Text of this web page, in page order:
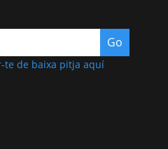
te de baixa pitja aquí